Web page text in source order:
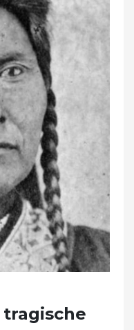
tragische